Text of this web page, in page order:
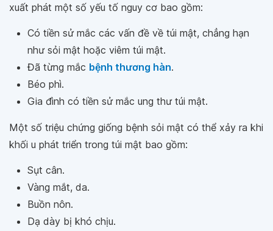
xuất phát một số yếu tố nguy cơ bao gồm:
Có tiền sử mắc các vấn đề về túi mật, chẳng hạn
như sỏi mật hoặc viêm túi mật.
Đã từng mắc bệnh thương hàn.
Béo phì.
Gia đình có tiền sử mắc ung thư túi mật.
Một số triệu chứng giống bệnh sỏi mật có thể xảy ra khi
khối u phát triển trong túi mật bao gồm:
Sụt cân.
Vàng mắt, da.
Buồn nôn.
Dạ dày bị khó chịu.